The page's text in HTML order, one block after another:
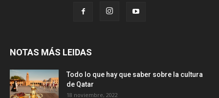
NOTAS MÁS LEIDAS
Todo lo que hay que saber sobre la cultura
de Qatar
18 noviembre, 2022